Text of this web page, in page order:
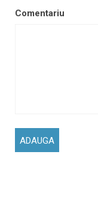
Comentariu